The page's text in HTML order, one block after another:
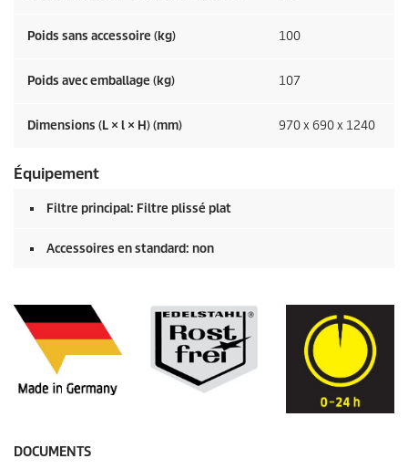
Poids sans accessoire (kg) 100
Poids avec emballage (kg) 107
Dimensions (L × l × H) (mm) 970 x 690 x 1240
Équipement
Filtre principal: Filtre plissé plat
Accessoires en standard: non
DOCUMENTS